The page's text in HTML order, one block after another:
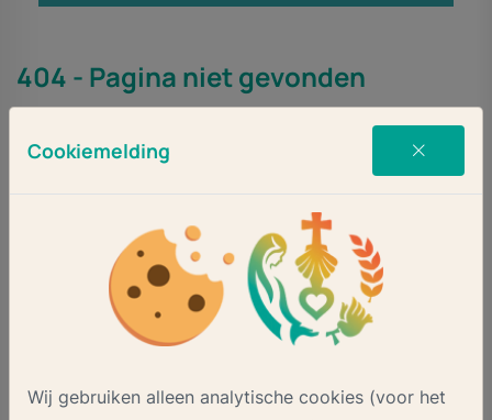
Cookiemelding
Wij gebruiken alleen analytische cookies (voor het
404 - Pagina niet gevonden
Ga terug of kies een andere optie via het hoofdmenu.
Ga terug
Onze nieuwsbrief